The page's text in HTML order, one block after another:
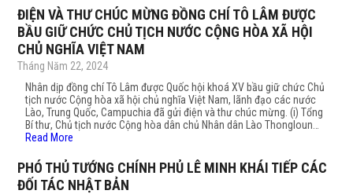
ĐIỆN VÀ THƯ CHÚC MỪNG ĐỒNG CHÍ TÔ LÂM ĐƯỢC
BẦU GIỮ CHỨC CHỦ TỊCH NƯỚC CỘNG HÒA XÃ HỘI
CHỦ NGHĨA VIỆT NAM
Tháng Năm 22, 2024
Nhân dịp đồng chí Tô Lâm được Quốc hội khoá XV bầu giữ chức Chủ
tịch nước Cộng hòa xã hội chủ nghĩa Việt Nam, lãnh đạo các nước
Lào, Trung Quốc, Campuchia đã gửi điện và thư chúc mừng. (i) Tổng
Bí thư, Chủ tịch nước Cộng hòa dân chủ Nhân dân Lào Thongloun…
Read More
PHÓ THỦ TƯỚNG CHÍNH PHỦ LÊ MINH KHÁI TIẾP CÁC
ĐỐI TÁC NHẬT BẢN